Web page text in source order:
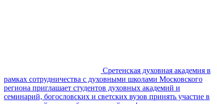
Сретенская духовная академия в
рамках сотрудничества с духовными школами Московского
региона приглашает студентов духовных академий и
семинарий, богословских и светских вузов принять участие в